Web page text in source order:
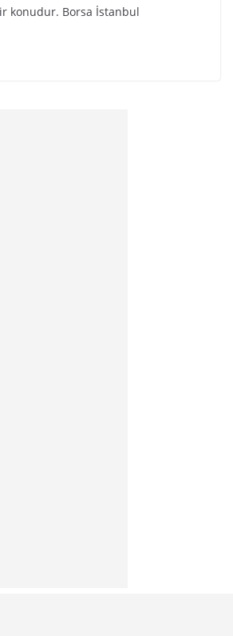
konudur. Borsa İstanbul